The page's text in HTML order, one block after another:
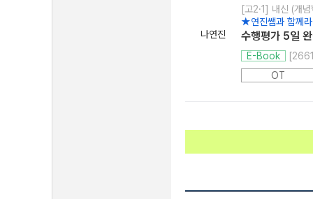
나연진
[고2·1] 내신 (개념
★연진쌤과 함께
수행평가 5일
E-Book
OT